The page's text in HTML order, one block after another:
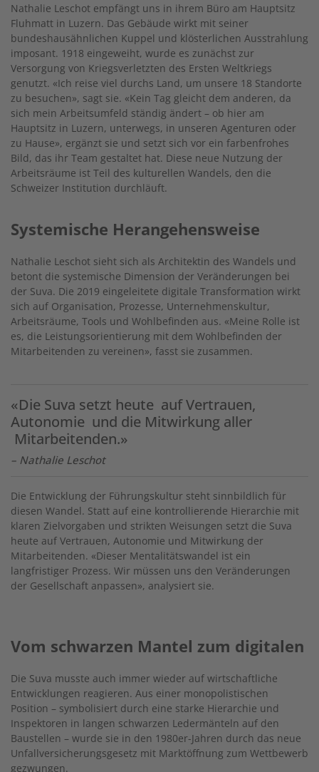
Nathalie Leschot empfängt uns in ihrem Büro am Hauptsitz
Fluhmatt in Luzern. Das Gebäude wirkt mit seiner
bundeshausähnlichen Kuppel und klösterlichen Ausstrahlung
imposant. 1918 eingeweiht, wurde es zunächst zur
Versorgung von Kriegsverletzten des Ersten Weltkriegs
genutzt. «Ich reise viel durchs Land, um unsere 18 Standorte
zu besuchen», sagt sie. «Kein Tag gleicht dem anderen, da
sich mein Arbeitsumfeld ständig ändert – ob hier am
Hauptsitz in Luzern, unterwegs, in unseren Agenturen oder
zu Hause», ergänzt sie und setzt sich vor ein farbenfrohes
Bild, das ihr Team gestaltet hat. Diese neue Nutzung der
Arbeitsräume ist Teil des kulturellen Wandels, den die
Schweizer Institution durchläuft.
Systemische Herangehensweise
Nathalie Leschot sieht sich als Architektin des Wandels und
betont die systemische Dimension der Veränderungen bei
der Suva. Die 2019 eingeleitete digitale Transformation wirkt
sich auf Organisation, Prozesse, Unternehmenskultur,
Arbeitsräume, Tools und Wohlbefinden aus. «Meine Rolle ist
es, die Leistungsorientierung mit dem Wohlbefinden der
Mitarbeitenden zu vereinen», fasst sie zusammen.
«Die Suva setzt heute auf Vertrauen,
Autonomie und die Mitwirkung aller
Mitarbeitenden.»
– Nathalie Leschot
Die Entwicklung der Führungskultur steht sinnbildlich für
diesen Wandel. Statt auf eine kontrollierende Hierarchie mit
klaren Zielvorgaben und strikten Weisungen setzt die Suva
heute auf Vertrauen, Autonomie und Mitwirkung der
Mitarbeitenden. «Dieser Mentalitätswandel ist ein
langfristiger Prozess. Wir müssen uns den Veränderungen
der Gesellschaft anpassen», analysiert sie.
Vom schwarzen Mantel zum digitalen
Die Suva musste auch immer wieder auf wirtschaftliche
Entwicklungen reagieren. Aus einer monopolistischen
Position – symbolisiert durch eine starke Hierarchie und
Inspektoren in langen schwarzen Ledermänteln auf den
Baustellen – wurde sie in den 1980er-Jahren durch das neue
Unfallversicherungsgesetz mit Marktöffnung zum Wettbewerb
gezwungen.